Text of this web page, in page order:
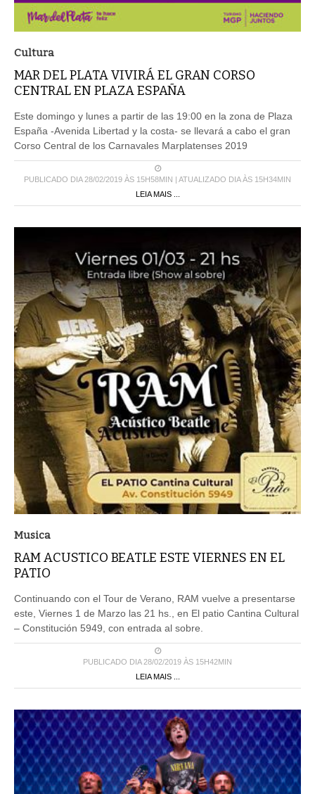
Cultura
MAR DEL PLATA VIVIRÁ EL GRAN CORSO
CENTRAL EN PLAZA ESPAÑA
Este domingo y lunes a partir de las 19:00 en la zona de Plaza
España -Avenida Libertad y la costa- se llevará a cabo el gran
Corso Central de los Carnavales Marplatenses 2019
PUBLICADO DIA 28/02/2019 ÀS 15H58MIN | ATUALIZADO DIA ÀS 15H34MIN
LEIA MAIS ...
Musica
RAM ACUSTICO BEATLE ESTE VIERNES EN EL
PATIO
Continuando con el Tour de Verano, RAM vuelve a presentarse
este, Viernes 1 de Marzo las 21 hs., en El patio Cantina Cultural
– Constitución 5949, con entrada al sobre.
PUBLICADO DIA 28/02/2019 ÀS 15H42MIN
LEIA MAIS ...